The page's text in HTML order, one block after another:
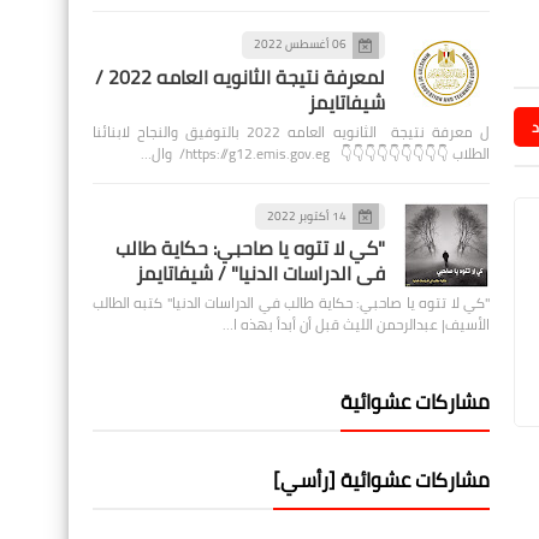
06 أغسطس 2022
لمعرفة نتيجة الثانويه العامه 2022 /
شيفاتايمز
ل معرفة نتيجة الثانويه العامه 2022 بالتوفيق والنجاح لابنائنا
الطلاب 👇👇👇👇👇👇👇👇👇 https://g12.emis.gov.eg/ وال…
14 أكتوبر 2022
"كي لا تتوه يا صاحبي: حكاية طالب
في الدراسات الدنيا" / شيفاتايمز
"كي لا تتوه يا صاحبي: حكاية طالب في الدراسات الدنيا" كتبه الطالب
الأسيف| عبدالرحمن الليث قبل أن أبدأ بهذه ا…
مشاركات عشوائية
مشاركات عشوائية [رأسي]